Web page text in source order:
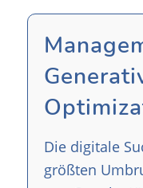
Die digitale
größten